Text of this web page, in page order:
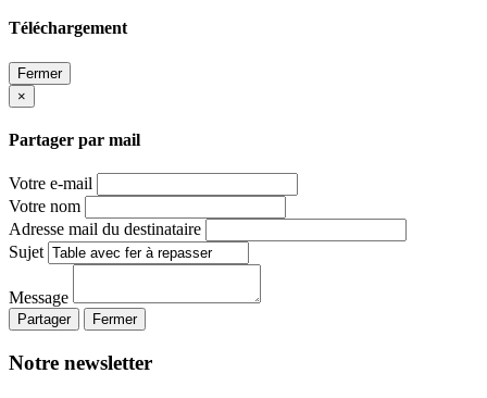
Téléchargement
Fermer
×
Partager par mail
Votre e-mail
Votre nom
Adresse mail du destinataire
Sujet
Message
Partager Fermer
Notre newsletter